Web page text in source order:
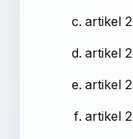
artikel
artikel
artikel
artikel